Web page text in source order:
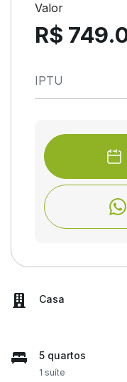
Valor
R$
IPTU
Casa
5 quartos
1 suíte